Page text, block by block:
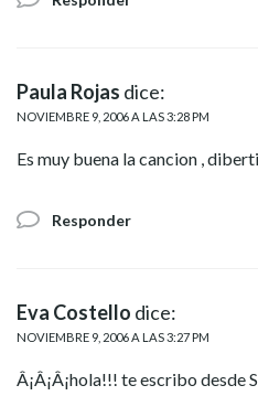
Paula Rojas dice:
NOVIEMBRE 9, 2006 A LAS 3:28 PM
Es muy buena la cancion ,
Responder
Eva Costello dice:
NOVIEMBRE 9, 2006 A LAS 3:27 PM
Â¡Â¡Â¡hola!!! te escribo desde